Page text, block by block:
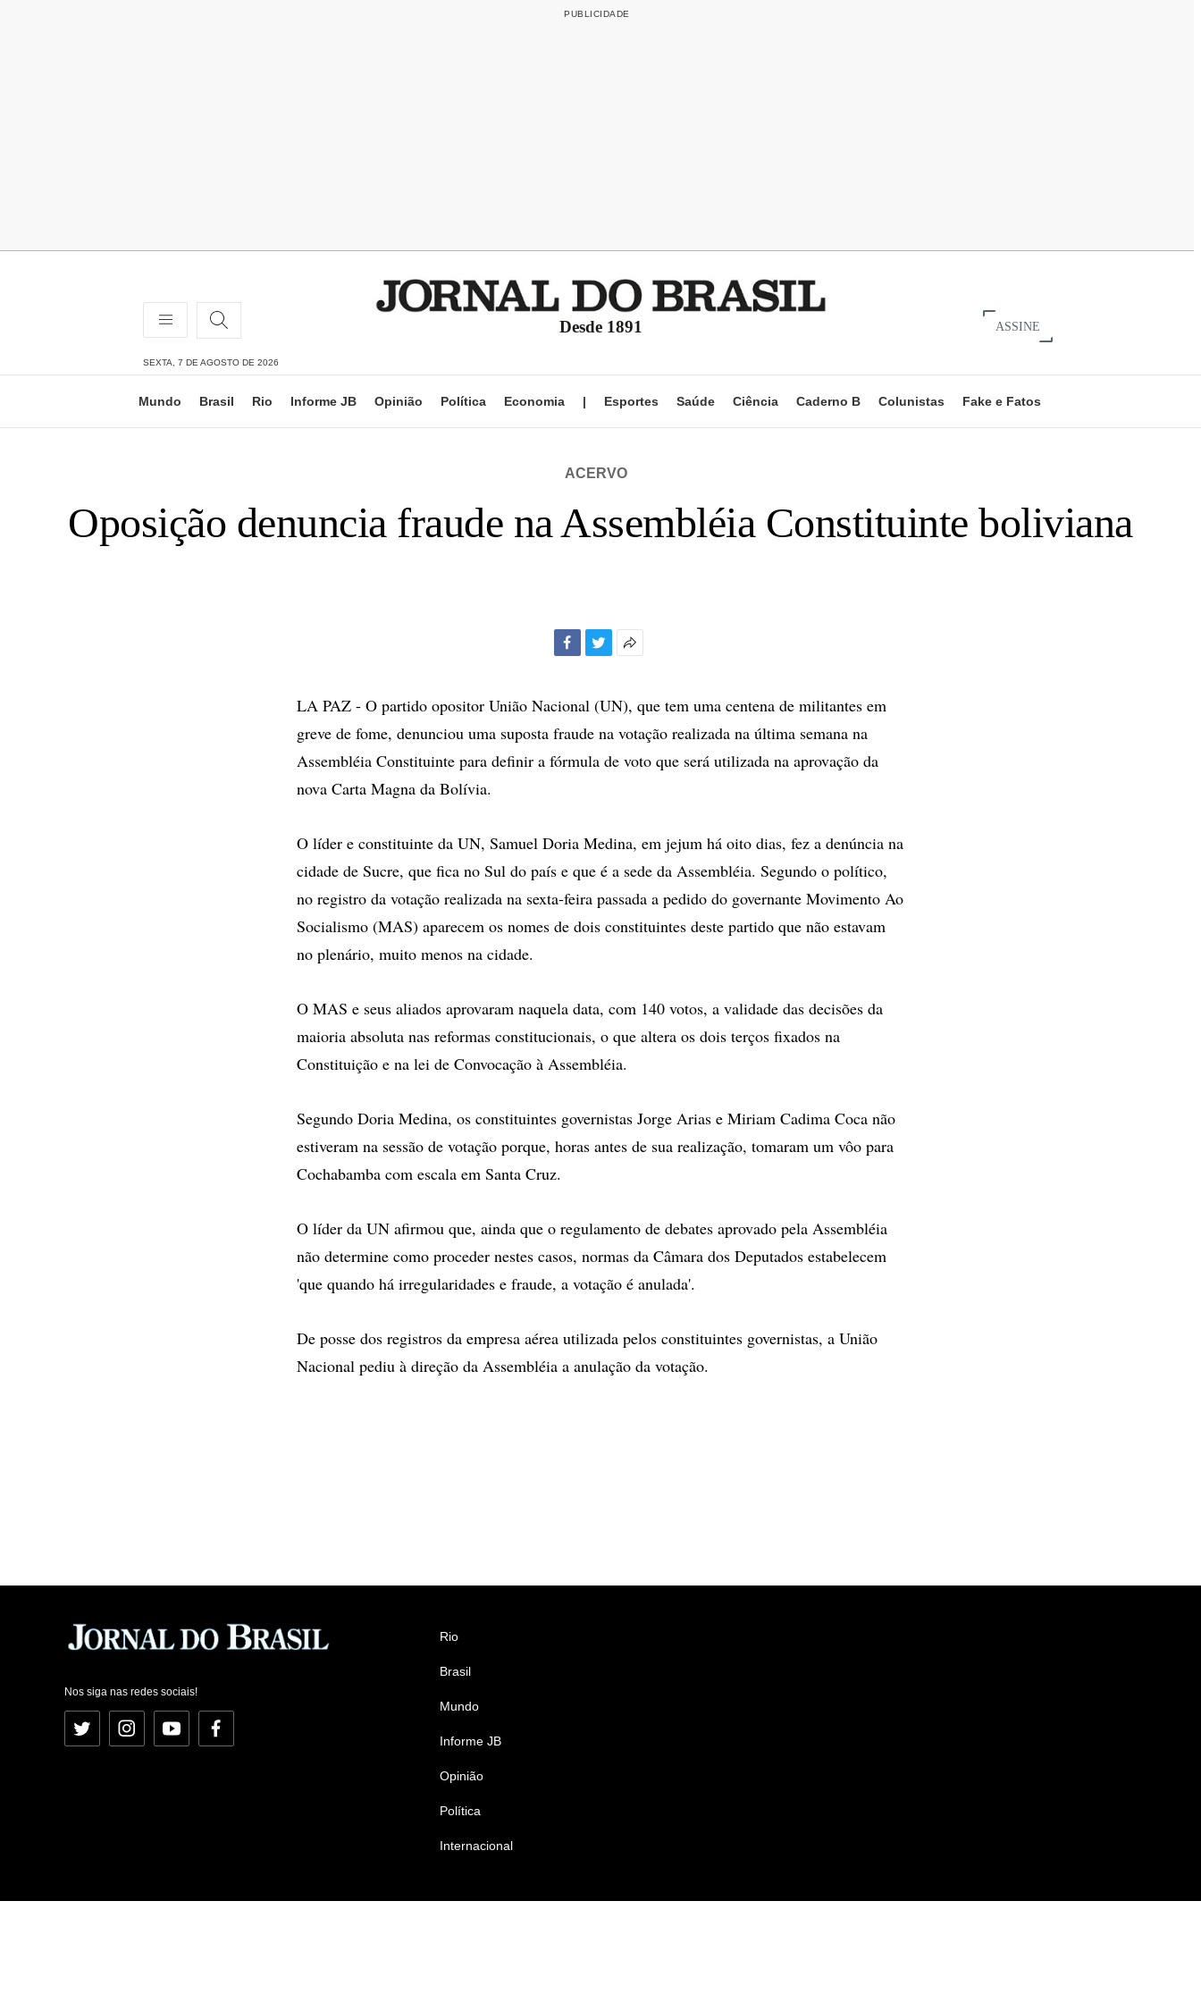
Desde 1891 ASSINE
SEXTA, 7 DE AGOSTO DE 2026
Mundo Brasil Rio Informe JB Opinião Política Economia | Esportes Saúde Ciência Caderno B Colunistas Fake e Fatos
ACERVO
Oposição denuncia fraude na Assembléia Constituinte boliviana
compartilhamento
LA PAZ - O partido opositor União Nacional (UN), que tem uma centena de militantes em
greve de fome, denunciou uma suposta fraude na votação realizada na última semana na
Assembléia Constituinte para definir a fórmula de voto que será utilizada na aprovação da
nova Carta Magna da Bolívia.
O líder e constituinte da UN, Samuel Doria Medina, em jejum há oito dias, fez a denúncia na
cidade de Sucre, que fica no Sul do país e que é a sede da Assembléia. Segundo o político,
no registro da votação realizada na sexta-feira passada a pedido do governante Movimento Ao
Socialismo (MAS) aparecem os nomes de dois constituintes deste partido que não estavam
no plenário, muito menos na cidade.
O MAS e seus aliados aprovaram naquela data, com 140 votos, a validade das decisões da
maioria absoluta nas reformas constitucionais, o que altera os dois terços fixados na
Constituição e na lei de Convocação à Assembléia.
Segundo Doria Medina, os constituintes governistas Jorge Arias e Miriam Cadima Coca não
estiveram na sessão de votação porque, horas antes de sua realização, tomaram um vôo para
Cochabamba com escala em Santa Cruz.
O líder da UN afirmou que, ainda que o regulamento de debates aprovado pela Assembléia
não determine como proceder nestes casos, normas da Câmara dos Deputados estabelecem
'que quando há irregularidades e fraude, a votação é anulada'.
De posse dos registros da empresa aérea utilizada pelos constituintes governistas, a União
Nacional pediu à direção da Assembléia a anulação da votação.
Nos siga nas redes sociais!
Twitter InstagramYouTubeFacebook
Rio
Brasil
Mundo
Informe JB
Opinião
Política
Internacional